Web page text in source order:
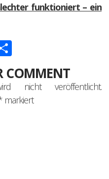
funktioniert – ein
COMMENT
nicht veröffentlicht.
markiert